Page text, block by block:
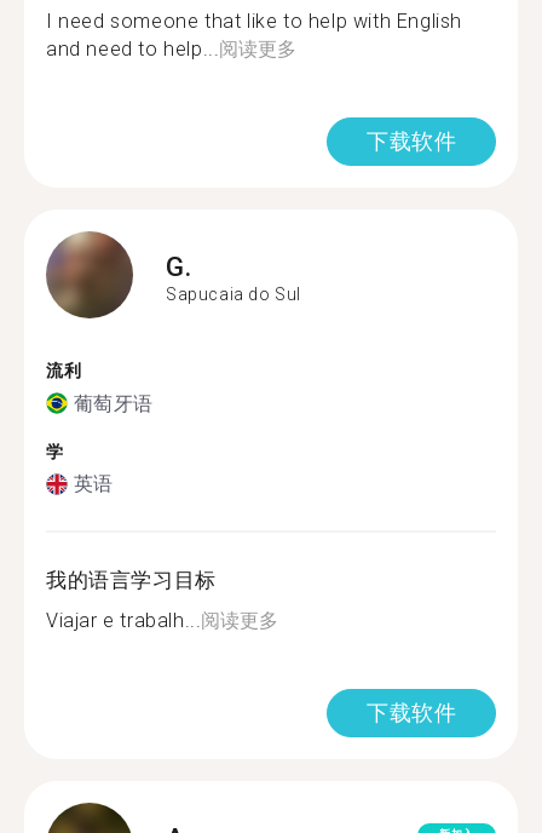
I need someone that like to help with English
and need to help...阅读更多
下载软件
G.
Sapucaia do Sul
流利
葡萄牙语
学
英语
我的语言学习目标
Viajar e trabalh...阅读更多
下载软件